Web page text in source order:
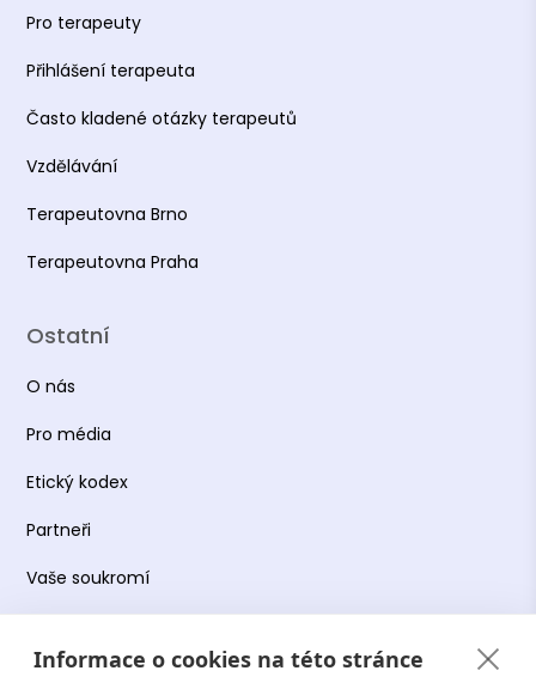
Informace o cookies na této stránce
Pro terapeuty
Přihlášení terapeuta
Často kladené otázky terapeutů
Vzdělávání
Terapeutovna Brno
Terapeutovna Praha
Ostatní
O nás
Pro média
Etický kodex
Partneři
Vaše soukromí
Obchodní podmínky